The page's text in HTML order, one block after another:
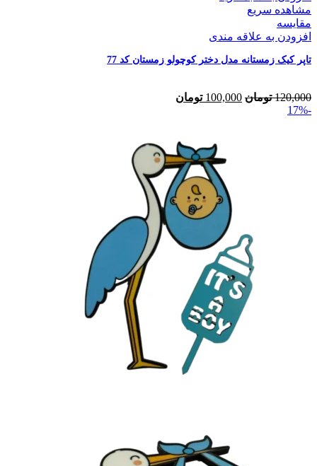
مشاهده سریع
مقایسه
افزودن به علاقه مندی
تاپر کیک زمستانه مدل دختر کوچولو زمستان کد 77
120,000 تومان 100,000 تومان
-17%